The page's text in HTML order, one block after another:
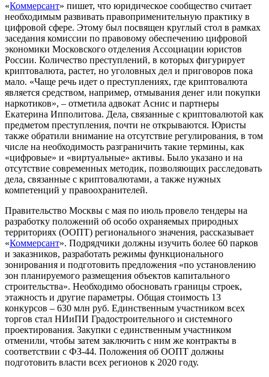
«Коммерсант» пишет, что юридическое сообщество считает
необходимым развивать правоприменительную практику в
цифровой сфере. Этому был посвящен круглый стол в рамках
заседания комиссии по правовому обеспечению цифровой
экономики Московского отделения Ассоциации юристов
России. Количество преступлений, в которых фигурирует
криптовалюта, растет, но уголовных дел и приговоров пока
мало. «Чаще речь идет о преступлениях, где криптовалюта
является средством, например, отмывания денег или покупки
наркотиков», – отметила адвокат Аснис и партнеры
Екатерина Ипполитова. Дела, связанные с криптовалютой как
предметом преступления, почти не открываются. Юристы
также обратили внимание на отсутствие регулирования, в том
числе на необходимость разграничить такие термины, как
«цифровые» и «виртуальные» активы. Было указано и на
отсутствие современных методик, позволяющих расследовать
дела, связанные с криптовалютами, а также нужных
компетенций у правоохранителей.
Правительство Москвы с мая по июль провело тендеры на
разработку положений об особо охраняемых природных
территориях (ООПТ) регионального значения, рассказывает
«Коммерсант». Подрядчики должны изучить более 60 парков
и заказников, разработать режимы функционального
зонирования и подготовить предложения «по установлению
зон планируемого размещения объектов капитального
строительства». Необходимо обосновать границы строек,
этажность и другие параметры. Общая стоимость 13
конкурсов – 630 млн руб. Единственным участником всех
торгов стал НИиПИ Градостроительного и системного
проектирования. Закупки с единственным участником
отменили, чтобы затем заключить с ним же контракты в
соответствии с ФЗ-44. Положения об ООПТ должны
подготовить власти всех регионов к 2020 году.